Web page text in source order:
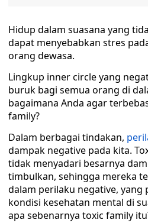
Hidup dalam suasana yang
dapat menyebabkan stres
orang dewasa.
Lingkup inner circle yang
buruk bagi semua orang di
bagaimana Anda agar
family?
Dalam berbagai tindakan,
dampak negative pada kita.
tidak menyadari besarnya
timbulkan, sehingga mereka
dalam perilaku negative, yang
kondisi kesehatan mental di
apa sebenarnya toxic family